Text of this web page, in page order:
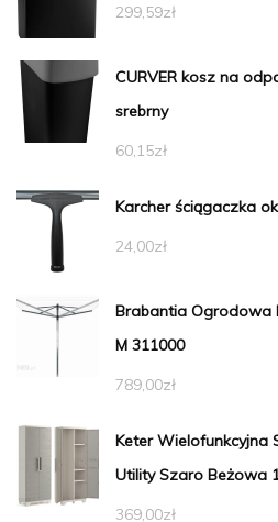
299,59zł
CURVER kosz na
srebrny
60,15zł
Karcher ściągaczka
24,00zł
Brabantia Ogrodowa
M 311000
789,00zł
Keter Wielofunkcyjna
Utility Szaro Beżowa
369,00zł